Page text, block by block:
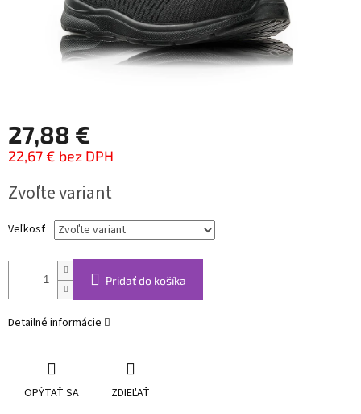
27,88 €
22,67 € bez DPH
cena:
Zvoľte variant
Veľkosť
Pridať do košíka
Detailné informácie
OPÝTAŤ SA ZDIEĽAŤ